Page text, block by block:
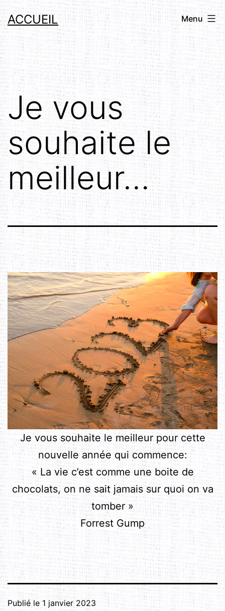
Aller
au
contenu
ACCUEIL Menu
Je vous
souhaite le
meilleur…
Je vous souhaite le meilleur pour cette
nouvelle année qui commence:
« La vie c’est comme une boite de
chocolats, on ne sait jamais sur quoi on va
tomber »
Forrest Gump
Publié le1 janvier 2023